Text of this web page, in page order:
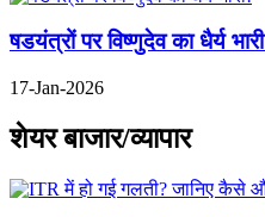
षडयंत्रों पर विष्णुदेव का धैर्य
17-Jan-2026
शेयर बाजार/व्यापार